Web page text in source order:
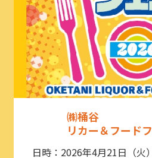
㈱桶谷
リカー＆フード
日時：2026年4月21日（